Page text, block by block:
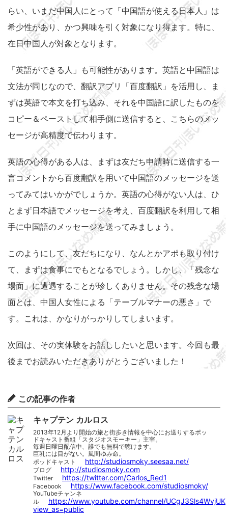
らい、いまだ中国人にとって「中国語が使える日本人」は
希少性があり、かつ興味を引く対象になり得ます。特に、
在日中国人が対象となります。
「英語ができる人」も可能性があります。英語と中国語は
文法が同じなので、翻訳アプリ「百度翻訳」を活用し、ま
ずは英語で本文を打ち込み、それを中国語に訳したものを
コピー＆ペーストして相手側に送信すると、こちらのメッ
セージが高精度で伝わります。
英語の心得がある人は、まずは友だち申請時に送信する一
言コメントから百度翻訳を用いて中国語のメッセージを送
ってみてはいかがでしょうか。英語の心得がない人は、ひ
とまず日本語でメッセージを考え、百度翻訳を利用して相
手に中国語のメッセージを送ってみましょう。
このようにして、友だちになり、なんとかアポも取り付け
て、まずは食事にでもとなるでしょう。しかし、「残念な
場面」に遭遇することが珍しくありません。その残念な場
面とは、中国人女性による「テーブルマナーの悪さ」で
す。これは、かなりがっかりしてしまいます。
次回は、その実体験をお話ししたいと思います。今回も最
後までお読みいただきありがとうございました！
この記事の作者
キャプテン カルロス
2013年12月より開始の旅と街歩き情報を中心にお送りするポッ
ドキャスト番組「スタジオスモーキー」主宰。
毎週日曜日配信中、誰でも無料で聴けます。
巨乳には目がない。風間ゆみ命。
ポッドキャスト http://studiosmoky.seesaa.net/
ブログ http://studiosmoky.com
Twitter https://twitter.com/Carlos_Red1
Facebook https://www.facebook.com/studiosmoky/
YouTubeチャンネ
ル https://www.youtube.com/channel/
view_as=public